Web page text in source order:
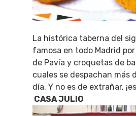
La histórica taberna del
famosa en todo Madrid
de Pavía y croquetas de
cuales se despachan más
día. Y no es de extrañar,
CASA JULIO